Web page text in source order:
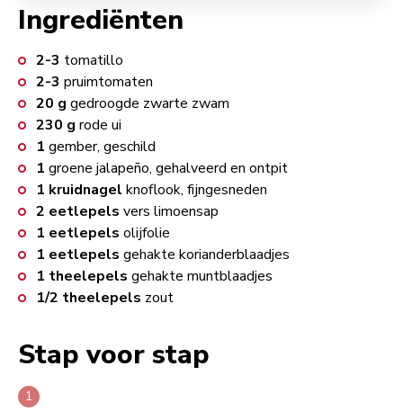
Ingrediënten
2-3 tomatillo
2-3 pruimtomaten
20 g gedroogde zwarte zwam
230 g rode ui
1 gember, geschild
1 groene jalapeño, gehalveerd en ontpit
1 kruidnagel knoflook, fijngesneden
2 eetlepels vers limoensap
1 eetlepels olijfolie
1 eetlepels gehakte korianderblaadjes
1 theelepels gehakte muntblaadjes
1/2 theelepels zout
Stap voor stap